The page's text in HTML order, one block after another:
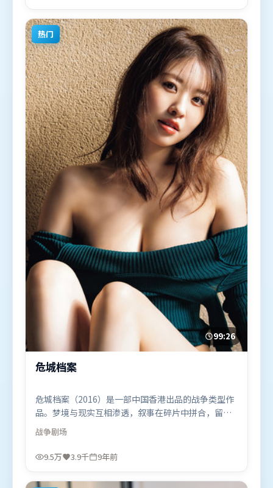
喜欢悬疑题材的观众观看。
热门
99:26
危城档案
危城档案（2016）是一部中国香港出品的战争类型作
品。梦境与现实互相渗透，叙事在碎片中拼合，留给
观众回味空间。高潮段落信息密度高，情绪释放与主
题回扣同时完成。由杜琪峰执导，段奕宏、吴京、提
莫西·查拉米，胡歌等联袂出演。影片于2016年11月
争题材的观众观看。
战争剧场
9.5万 3.9千 9年前